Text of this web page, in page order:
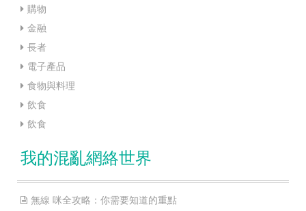
購物
金融
長者
電子產品
食物與料理
飲食
飲食
我的混亂網絡世界
無線 咪全攻略：你需要知道的重點